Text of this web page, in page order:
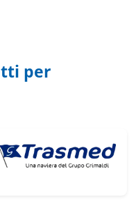
per